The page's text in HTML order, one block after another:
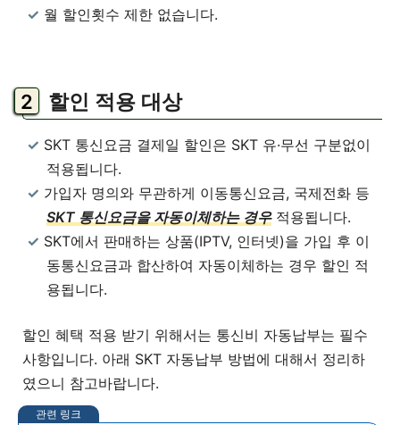
월 할인횟수 제한 없습니다.
할인 적용 대상
SKT 통신요금 결제일 할인은 SKT 유·무선 구분없이
적용됩니다.
가입자 명의와 무관하게 이동통신요금, 국제전화 등
SKT 통신요금을 자동이체하는 경우적용됩니다.
SKT에서 판매하는 상품(IPTV, 인터넷)을 가입 후 이
동통신요금과 합산하여 자동이체하는 경우 할인 적
용됩니다.
할인 혜택 적용 받기 위해서는 통신비 자동납부는 필수
사항입니다. 아래 SKT 자동납부 방법에 대해서 정리하
였으니 참고바랍니다.